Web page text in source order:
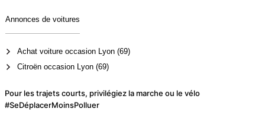
Annonces de voitures
Achat voiture occasion Lyon (69)
Citroën occasion Lyon (69)
Pour les trajets courts, privilégiez la marche ou le vélo
#SeDéplacerMoinsPolluer